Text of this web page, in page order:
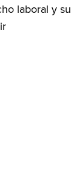
laboral y su